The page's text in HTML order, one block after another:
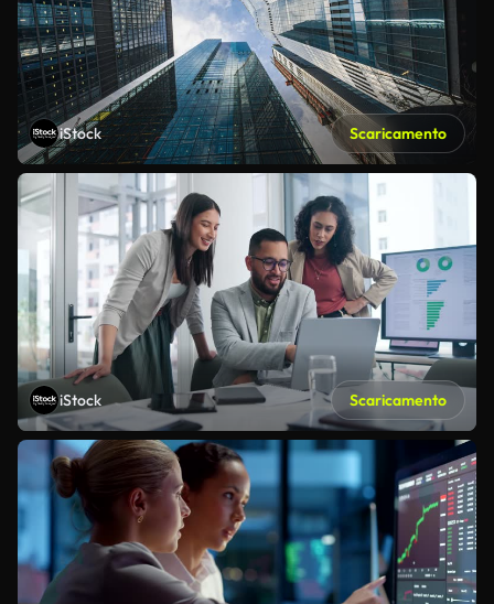
iStock Scaricamento
iStock Scaricamento